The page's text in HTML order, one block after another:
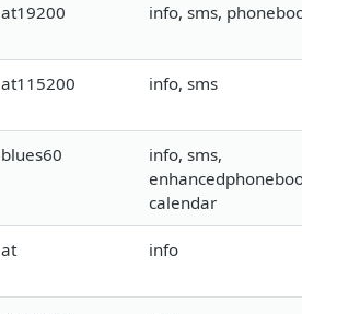
at19200 info, sms, phonebook
at115200 info, sms
blues60
info, sms,
enhancedphonebook,
calendar
at info